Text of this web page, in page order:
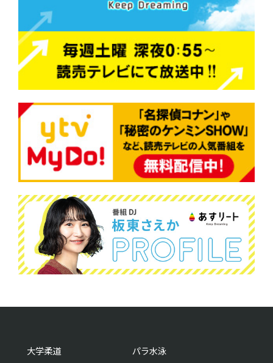
大学柔道 パラ水泳